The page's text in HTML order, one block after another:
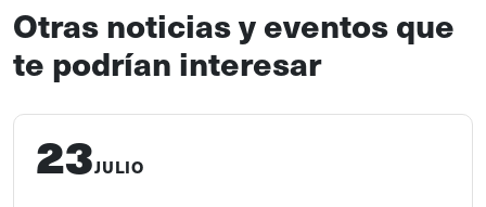
Otras noticias y eventos que
te podrían interesar
23JULIO